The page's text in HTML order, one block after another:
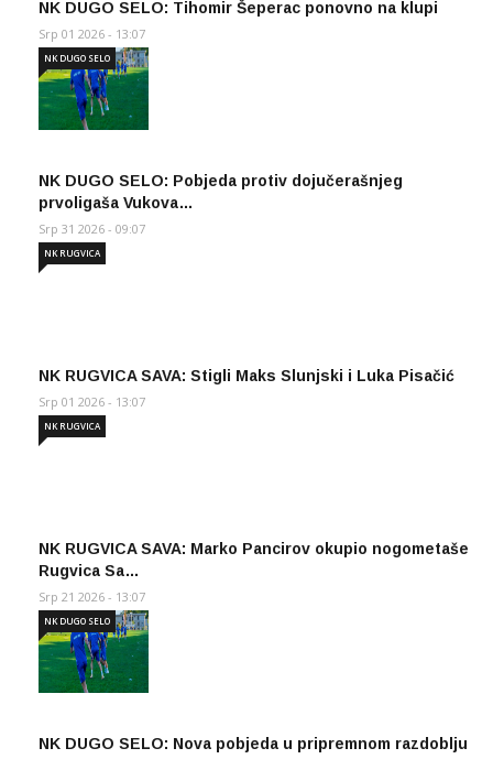
NK DUGO SELO: Tihomir Šeperac ponovno na klupi
Srp 01 2026 - 13:07
NK DUGO SELO: Pobjeda protiv dojučerašnjeg
prvoligaša Vukova…
NK DUGO SELO
Srp 31 2026 - 09:07
NK RUGVICA SAVA: Stigli Maks Slunjski i Luka Pisačić
NK RUGVICA
Srp 01 2026 - 13:07
NK RUGVICA SAVA: Marko Pancirov okupio nogometaše
Rugvica Sa…
NK RUGVICA
Srp 21 2026 - 13:07
NK DUGO SELO: Nova pobjeda u pripremnom razdoblju
NK DUGO SELO